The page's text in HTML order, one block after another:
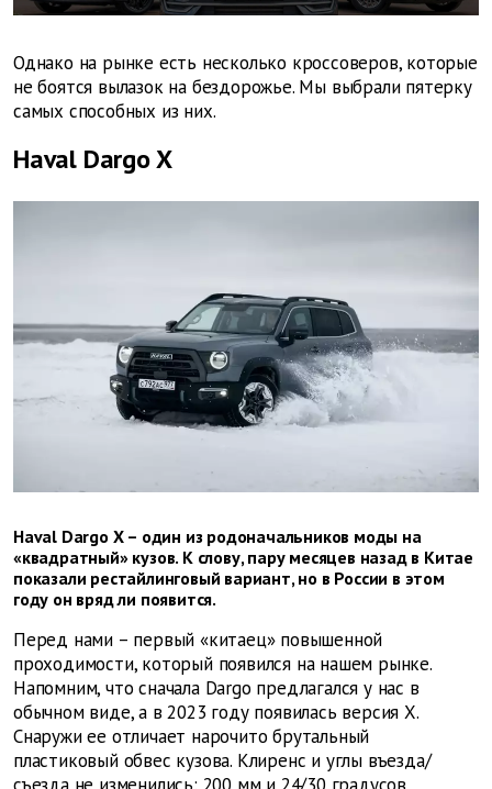
Однако на рынке есть несколько кроссоверов, которые
не боятся вылазок на бездорожье. Мы выбрали пятерку
самых способных из них.
Haval Dargo X
Haval Dargo X – один из родоначальников моды на
«квадратный» кузов. К слову, пару месяцев назад в Китае
показали рестайлинговый вариант, но в России в этом
году он вряд ли появится.
Перед нами – первый «китаец» повышенной
проходимости, который появился на нашем рынке.
Напомним, что сначала Dargo предлагался у нас в
обычном виде, а в 2023 году появилась версия Х.
Снаружи ее отличает нарочито брутальный
пластиковый обвес кузова. Клиренс и углы въезда/